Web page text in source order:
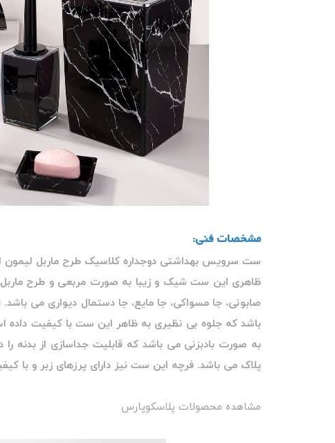
مشخصات فنی:
ست سرویس بهداشتی دوجداره کلاسیک طرح ماربل
ظاهری این ست شیک و زیبا به صورت مربعی و طرح
صابونی، جا مسواکی، جا مایع، جا دستمال دیواری می
به صورت بادبزنی می باشد که قابلیت جداسازی از بدنه
پلاک می باشد. فرچه این ست نیز دارای پرزهای زبر و با
مشاهده محصولات پلاسکوپارس